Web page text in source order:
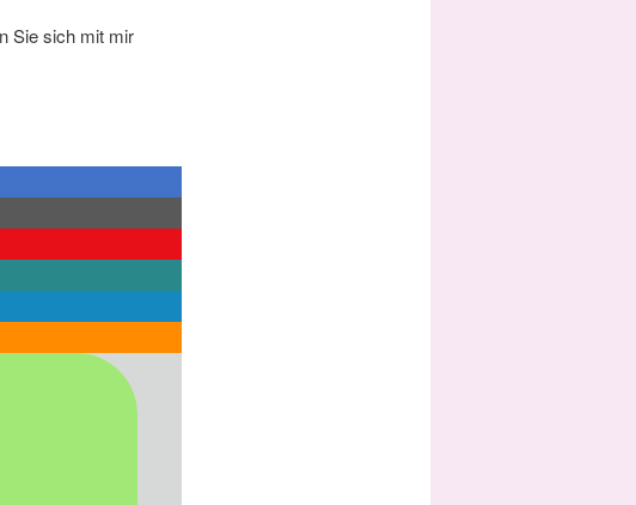
Sie sich mit mir